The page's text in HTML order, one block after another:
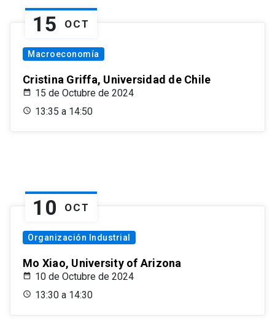
15 OCT
Macroeconomía
Cristina Griffa, Universidad de Chile
15 de Octubre de 2024
13:35 a 14:50
10 OCT
Organización Industrial
Mo Xiao, University of Arizona
10 de Octubre de 2024
13:30 a 14:30